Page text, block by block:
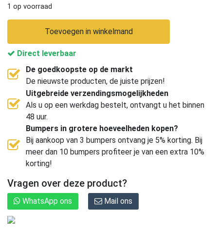
1 op voorraad
Toevoegen in winkelmand
Direct leverbaar
De goedkoopste op de markt
De nieuwste producten, de juiste prijzen!
Uitgebreide verzendingsmogelijkheden
Als u op een werkdag bestelt, ontvangt u het binnen
48 uur.
Bumpers in grotere hoeveelheden kopen?
Bij aankoop van 3 bumpers ontvang je 5% korting. Bij
meer dan 10 bumpers profiteer je van een extra 10%
korting!
Vragen over deze product?
WhatsApp ons Mail ons